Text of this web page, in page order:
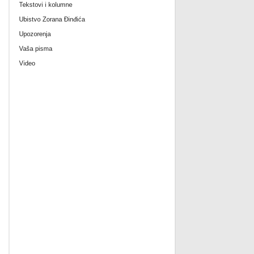
Tekstovi i kolumne
Ubistvo Zorana Đinđića
Upozorenja
Vaša pisma
Video